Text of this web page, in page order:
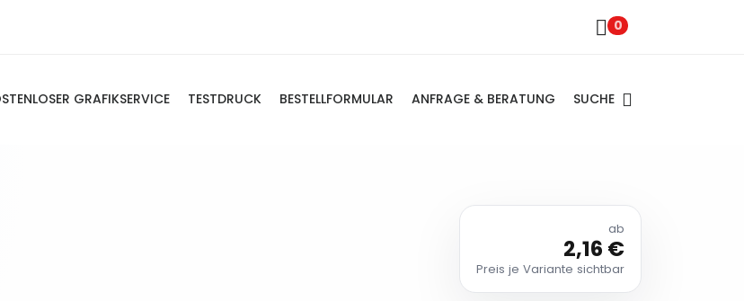
0
GRAFIKSERVICE TESTDRUCK BESTELLFORMULAR ANFRAGE & BERATUNG SUCHE
ab
2,16 €
Preis je Variante sichtbar